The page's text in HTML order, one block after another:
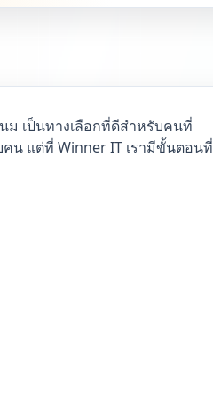
ม เป็นทางเลือกที่ดีสำหรับคนที่
คน แต่ที่ Winner IT เรามีขั้นตอนที่